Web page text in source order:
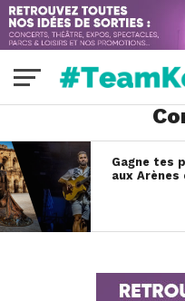
Gagne tes
aux Arènes